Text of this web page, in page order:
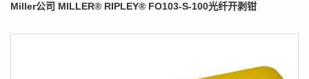
Miller公司 MILLER® RIPLEY® FO103-S-100光纤开剥钳